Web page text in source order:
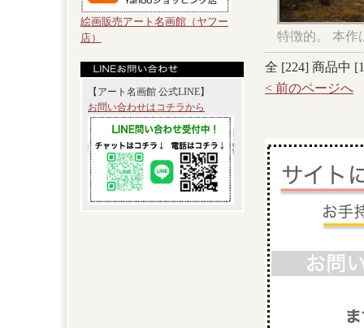
絵画販売アート名画館（ヤフー
店）
【アート名画館 公式LINE】
お問い合わせはコチラから
特徴的。 本作
全 [224] 商品中 [
< 前のページへ